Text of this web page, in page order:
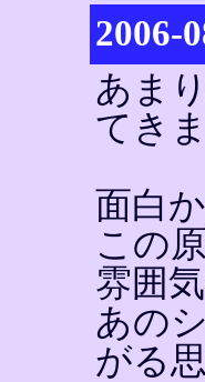
2006-
あま
てき
面白
この
雰囲
あの
がる